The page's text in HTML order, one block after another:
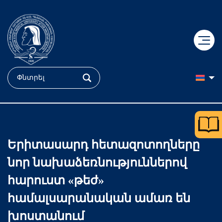
+
ԿՐԹՈւԹՅՈւՆ
Ֆակուլտետներ
Ուսանող
Քոլեջ
+
Դոկտորական կրթություն
ՔՈԲՐԵՅՆ կենտրոն
Կլինիկական հետազոտություններ
ԲԺՇԿՈւԹՅՈւՆ
«Հերացի» համալսարանական հիվանդանոց
«Մուրացան» համալսարանական հիվանդանոց
ՄԵՐ ՄԱՍԻՆ
Պատմություն
Երիտասարդ հետազոտողները
նոր նախաձեռնություններով
հարուստ «թեժ»
համալսարանական ամառ են
խոստանում